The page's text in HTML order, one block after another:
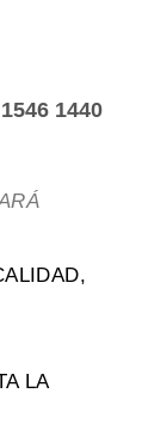
1440
LA